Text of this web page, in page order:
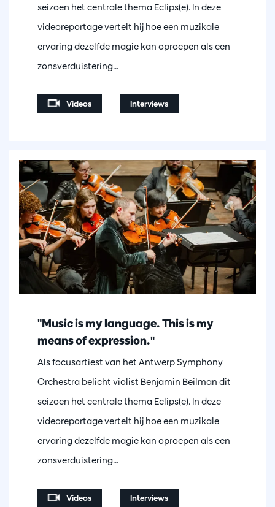
seizoen het centrale thema Eclips(e). In deze
videoreportage vertelt hij hoe een muzikale
ervaring dezelfde magie kan oproepen als een
zonsverduistering...
Videos Interviews
"Music is my language. This is my
means of expression."
Als focusartiest van het Antwerp Symphony
Orchestra belicht violist Benjamin Beilman dit
seizoen het centrale thema Eclips(e). In deze
videoreportage vertelt hij hoe een muzikale
ervaring dezelfde magie kan oproepen als een
zonsverduistering...
Videos Interviews